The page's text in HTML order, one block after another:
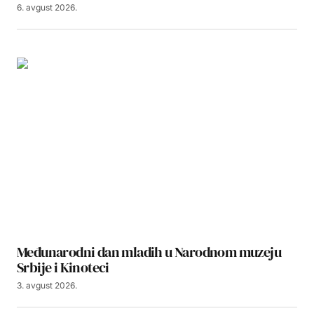
6. avgust 2026.
Međunarodni dan mladih u Narodnom muzeju
Srbije i Kinoteci
3. avgust 2026.